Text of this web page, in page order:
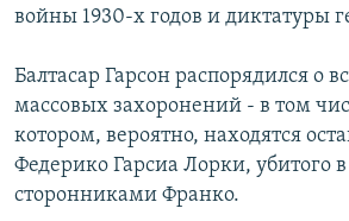
TÜRKMENÇE
войны 1930-х годов и диктатуры
Балтасар Гарсон распорядился о
массовых захоронений - в том
котором, вероятно, находятся
Федерико Гарсиа Лорки, убитого в
сторонниками Франко.